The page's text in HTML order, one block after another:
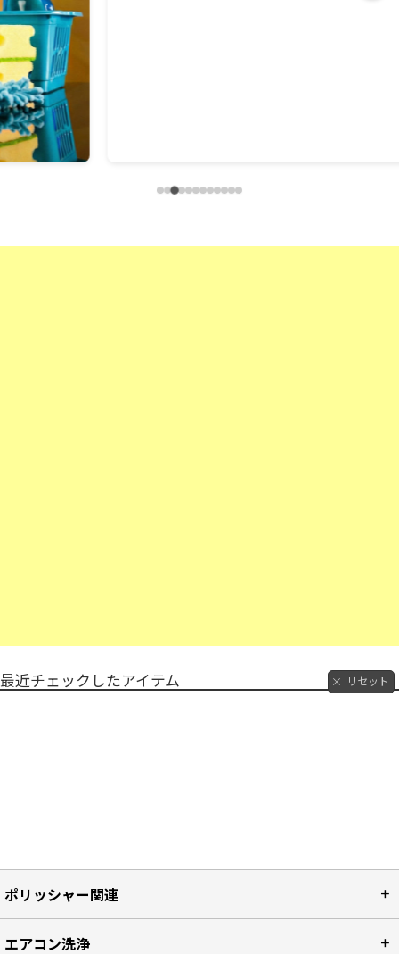
最近チェックしたアイテム リセット
ポリッシャー関連
エアコン洗浄